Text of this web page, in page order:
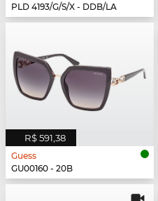
PLD 4193/G/S/X - DDB/LA
R$ 591,38
Guess
GU00160 - 20B